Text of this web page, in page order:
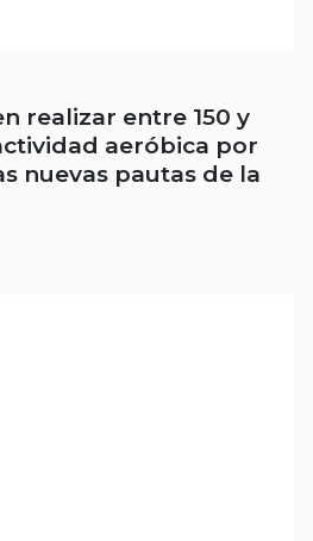
realizar entre 150 y
aeróbica por
nuevas pautas de la